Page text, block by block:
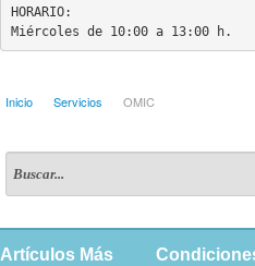
HORARIO:
Miércoles de 10:00 a 13:00 h.
Inicio Servicios OMIC
Artículos Más